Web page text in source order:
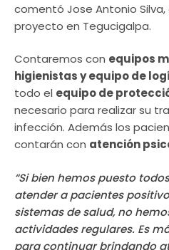
comentó Jose Antonio
proyecto en Tegucigalpa.
Contaremos con equipos
higienistas y equipo de
todo el equipo de
necesario para realizar su
infección. Además los
contarán con atención
“Si bien hemos puesto
atender a pacientes
sistemas de salud, no
actividades regulares. Es
para continuar brindando